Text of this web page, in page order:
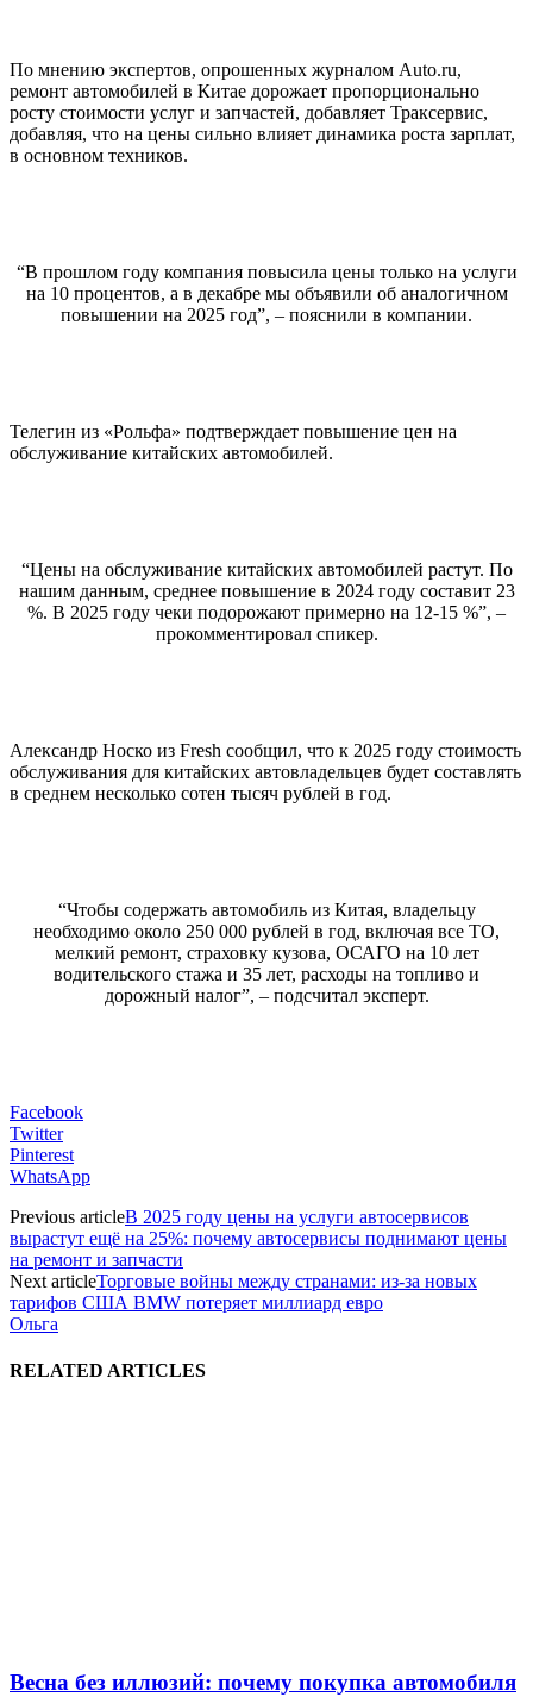
По мнению экспертов, опрошенных журналом Auto.ru,
ремонт автомобилей в Китае дорожает пропорционально
росту стоимости услуг и запчастей, добавляет Траксервис,
добавляя, что на цены сильно влияет динамика роста зарплат,
в основном техников.
“В прошлом году компания повысила цены только на услуги
на 10 процентов, а в декабре мы объявили об аналогичном
повышении на 2025 год”, – пояснили в компании.
Телегин из «Рольфа» подтверждает повышение цен на
обслуживание китайских автомобилей.
“Цены на обслуживание китайских автомобилей растут. По
нашим данным, среднее повышение в 2024 году составит 23
%. В 2025 году чеки подорожают примерно на 12-15 %”, –
прокомментировал спикер.
Александр Носко из Fresh сообщил, что к 2025 году стоимость
обслуживания для китайских автовладельцев будет составлять
в среднем несколько сотен тысяч рублей в год.
“Чтобы содержать автомобиль из Китая, владельцу
необходимо около 250 000 рублей в год, включая все ТО,
мелкий ремонт, страховку кузова, ОСАГО на 10 лет
водительского стажа и 35 лет, расходы на топливо и
дорожный налог”, – подсчитал эксперт.
Facebook
Twitter
Pinterest
WhatsApp
Previous articleВ 2025 году цены на услуги автосервисов
вырастут ещё на 25%: почему автосервисы поднимают цены
на ремонт и запчасти
Next articleТорговые войны между странами: из-за новых
тарифов США BMW потеряет миллиард евро
Ольга
RELATED ARTICLES
Весна без иллюзий: почему покупка автомобиля